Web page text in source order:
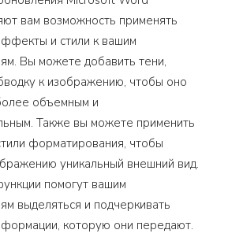
вам возможность применять
и стили к вашим
Вы можете добавить тени,
к изображению, чтобы оно
объемным и
Также вы можете применить
форматирования, чтобы
уникальный внешний вид.
помогут вашим
выделяться и подчеркивать
которую они передают.